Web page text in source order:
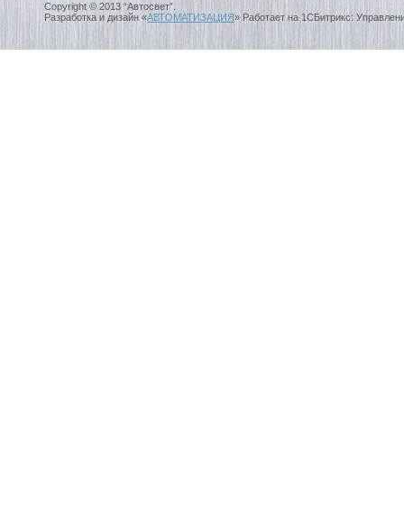
Copyright © 2013 “Автосвет”.
Разработка и дизайн «АВТОМАТИЗАЦИЯ» Работает на 1СБитрикс: